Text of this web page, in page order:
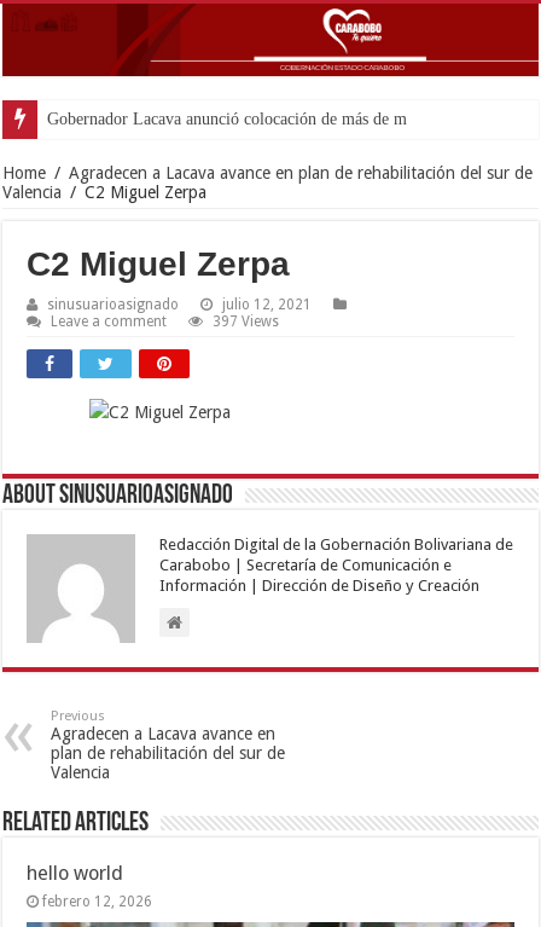
Gobernador Lacava anunció colocación de más de mil 500 tonelada
Home / Agradecen a Lacava avance en plan de rehabilitación del sur de
Valencia / C2 Miguel Zerpa
C2 Miguel Zerpa
sinusuarioasignado
julio 12, 2021
Leave a comment
397 Views
About sinusuarioasignado
Redacción Digital de la Gobernación Bolivariana de
Carabobo | Secretaría de Comunicación e
Información | Dirección de Diseño y Creación
Previous
Agradecen a Lacava avance en
plan de rehabilitación del sur de
Valencia
Related Articles
hello world
febrero 12, 2026